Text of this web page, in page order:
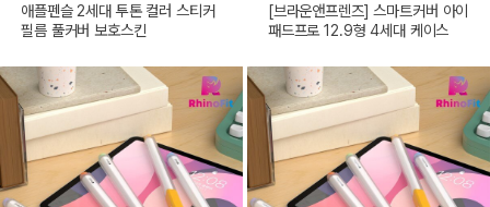
애플펜슬 2세대 투톤 컬러 스티커
필름 풀커버 보호스킨
[브라운앤프렌즈] 스마트커버 아이
패드프로 12.9형 4세대 케이스